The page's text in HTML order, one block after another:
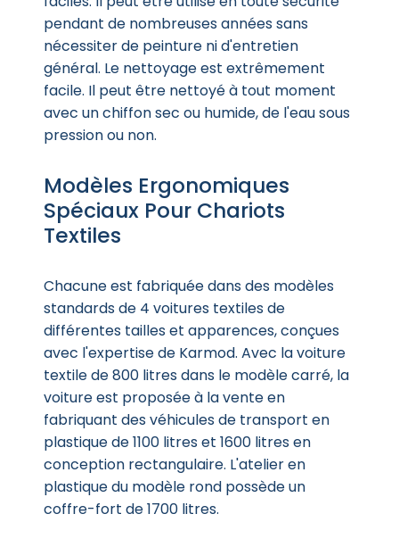
pendant de nombreuses années sans
nécessiter de peinture ni d'entretien
général. Le nettoyage est extrêmement
facile. Il peut être nettoyé à tout moment
avec un chiffon sec ou humide, de l'eau sous
pression ou non.
Modèles Ergonomiques
Spéciaux Pour Chariots
Textiles
Chacune est fabriquée dans des modèles
standards de 4 voitures textiles de
différentes tailles et apparences, conçues
avec l'expertise de Karmod. Avec la voiture
textile de 800 litres dans le modèle carré, la
voiture est proposée à la vente en
fabriquant des véhicules de transport en
plastique de 1100 litres et 1600 litres en
conception rectangulaire. L'atelier en
plastique du modèle rond possède un
coffre-fort de 1700 litres.